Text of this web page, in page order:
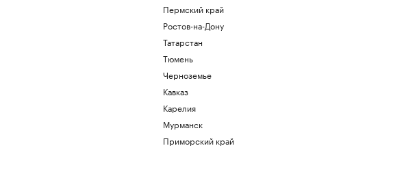
Пермский край
Ростов-на-Дону
Татарстан
Тюмень
Черноземье
Кавказ
Карелия
Мурманск
Приморский край